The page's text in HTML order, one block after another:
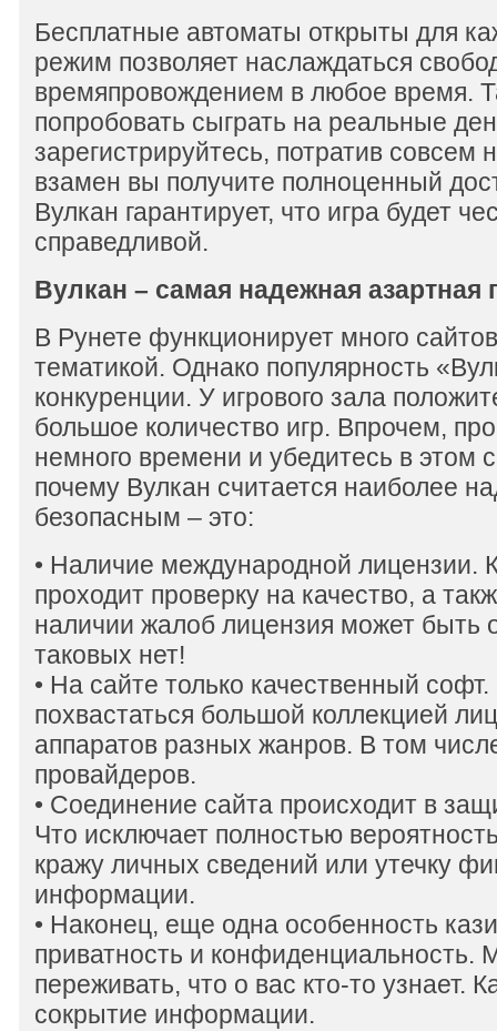
Бесплатные автоматы открыты для
режим позволяет наслаждаться
времяпровождением в любое время.
попробовать сыграть на реальные
зарегистрируйтесь, потратив совсем
взамен вы получите полноценный
Вулкан гарантирует, что игра будет
справедливой.
Вулкан – самая надежная азартная
В Рунете функционирует много
тематикой. Однако популярность
конкуренции. У игрового зала
большое количество игр. Впрочем,
немного времени и убедитесь в этом
почему Вулкан считается наиболее
безопасным – это:
• Наличие международной лицензии.
проходит проверку на качество, а
наличии жалоб лицензия может быть
таковых нет!
• На сайте только качественный
похвастаться большой коллекцией
аппаратов разных жанров. В том
провайдеров.
• Соединение сайта происходит в
Что исключает полностью
кражу личных сведений или утечку
информации.
• Наконец, еще одна особенность
приватность и конфиденциальность.
переживать, что о вас кто-то узнает.
сокрытие информации.